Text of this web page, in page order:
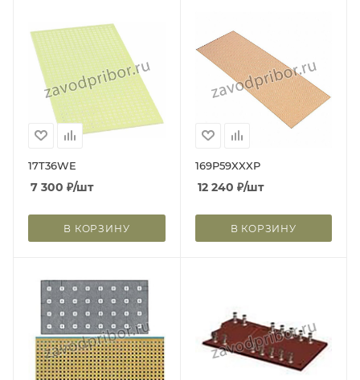
17T36WE
7 300 ₽/шт
В КОРЗИНУ
169P59XXXP
12 240 ₽/шт
В КОРЗИНУ